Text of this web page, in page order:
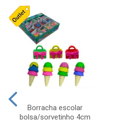
Borracha escolar
bolsa/sorvetinho 4cm